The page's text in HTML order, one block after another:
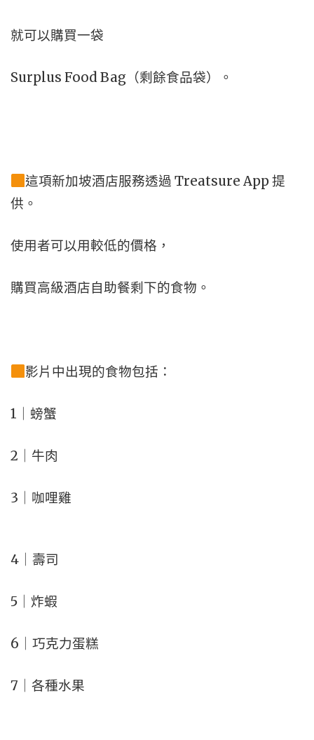
就可以購買一袋
Surplus Food Bag（剩餘食品袋）。
這項新加坡酒店服務透過 Treatsure App 提
供。
使用者可以用較低的價格，
購買高級酒店自助餐剩下的食物。
影片中出現的食物包括：
1｜螃蟹
2｜牛肉
3｜咖哩雞
4｜壽司
5｜炸蝦
6｜巧克力蛋糕
7｜各種水果